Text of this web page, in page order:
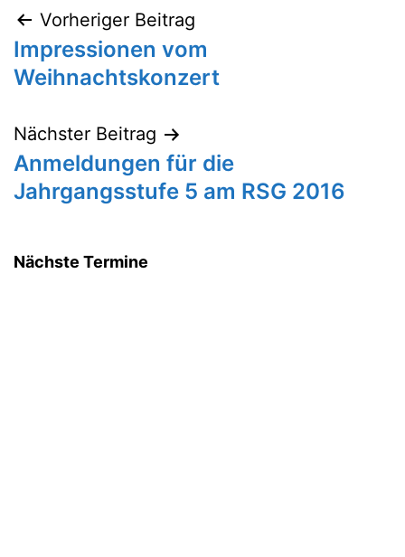
Beitragsnavigation
Vorheriger Beitrag
Impressionen vom
Weihnachtskonzert
Nächster Beitrag
Anmeldungen für die
Jahrgangsstufe 5 am RSG 2016
Nächste Termine